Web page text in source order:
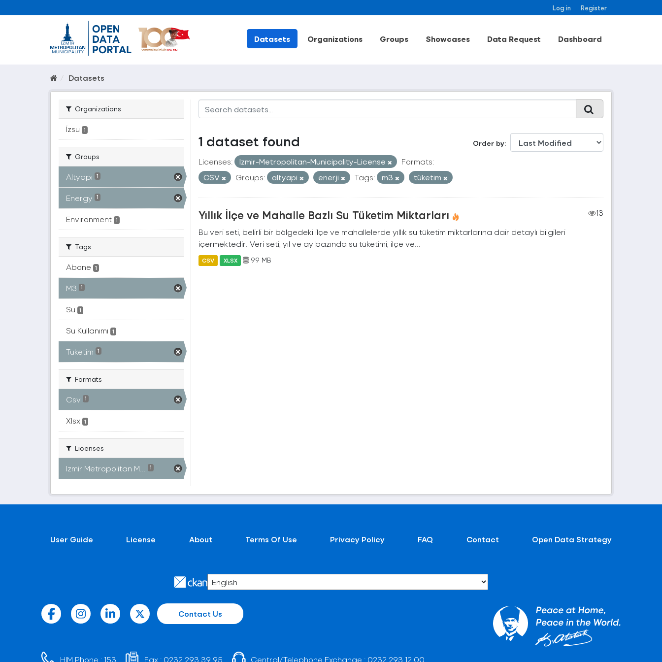
Log in Register
Datasets Organizations Groups Showcases Data Request Dashboard
Datasets
Organizations
İzsu 1
Groups
Altyapı 1
Energy 1
Environment 1
Tags
Abone 1
M3 1
Su 1
Su Kullanımı 1
Tüketim 1
Formats
Csv 1
Xlsx 1
Licenses
Izmir Metropolitan M... 1
Order by
1 dataset found
Licenses: Izmir-Metropolitan-Municipality-License
Formats:
CSV
Groups: altyapi enerji Tags: m3 tüketim
Yıllık İlçe ve Mahalle Bazlı Su Tüketim Miktarları
13
Bu veri seti, belirli bir bölgedeki ilçe ve mahallelerde yıllık su tüketim miktarlarına dair detaylı bilgileri
içermektedir. Veri seti, yıl ve ay bazında su tüketimi, ilçe ve...
CSV XLSX 99 MB
User Guide License About Terms Of Use Privacy Policy FAQ Contact Open Data Strategy
Contact Us
HIM Phone :153 Fax : 0232 293 39 95 Central/Telephone Exchange : 0232 293 12 00